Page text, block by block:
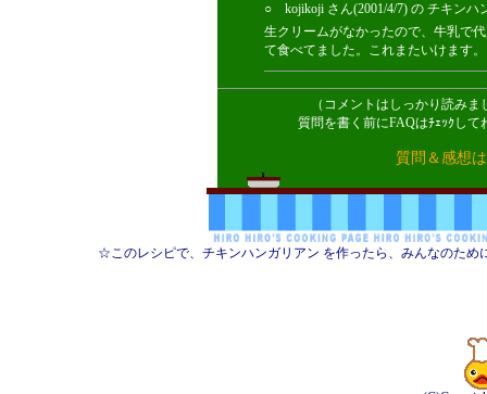
○ kojikoji さん(2001/4/7) の チキンハ
生クリームがなかったので、牛乳で
て食べてました。これまたいけます
（コメントはしっかり読み
質問を書く前にFAQはﾁｪｯｸし
質問＆感想
☆このレシピで、チキンハンガリアン を作ったら、みんなのた